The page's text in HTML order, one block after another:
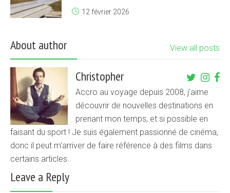
12 février 2026
About author View all posts
Christopher
Accro au voyage depuis 2008, j'aime
découvrir de nouvelles destinations en
prenant mon temps, et si possible en
faisant du sport ! Je suis également passionné de cinéma,
donc il peut m'arriver de faire référence à des films dans
certains articles.
Leave a Reply